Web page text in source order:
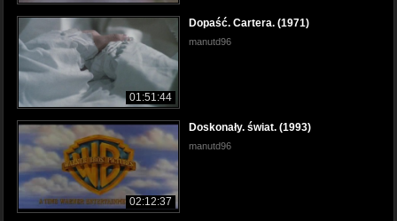
01:51:44
Dopaść. Cartera. (1971)
manutd96
02:12:37
Doskonały. świat. (1993)
manutd96